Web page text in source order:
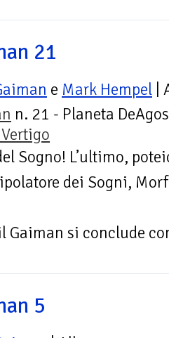
21
e Mark Hempel |
n. 21 - Planeta
Sogno! L’ultimo,
dei Sogni,
Gaiman si conclude
5